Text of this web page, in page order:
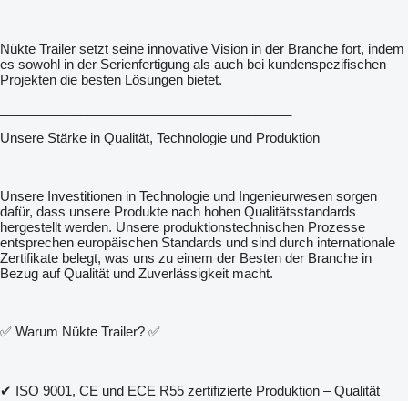
Nükte Trailer setzt seine innovative Vision in der Branche fort, indem
es sowohl in der Serienfertigung als auch bei kundenspezifischen
Projekten die besten Lösungen bietet.
Unsere Stärke in Qualität, Technologie und Produktion
Unsere Investitionen in Technologie und Ingenieurwesen sorgen
dafür, dass unsere Produkte nach hohen Qualitätsstandards
hergestellt werden. Unsere produktionstechnischen Prozesse
entsprechen europäischen Standards und sind durch internationale
Zertifikate belegt, was uns zu einem der Besten der Branche in
Bezug auf Qualität und Zuverlässigkeit macht.
✅ Warum Nükte Trailer? ✅
✔ ISO 9001, CE und ECE R55 zertifizierte Produktion – Qualität